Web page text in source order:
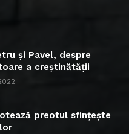
și Pavel, despre
a creștinătății
preotul sfințește